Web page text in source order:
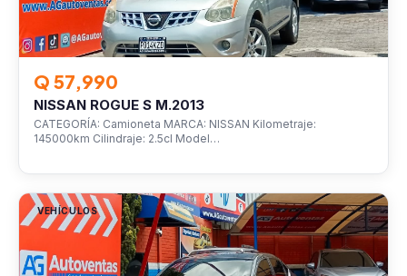
Q 57,990
NISSAN ROGUE S M.2013
CATEGORÍA: Camioneta MARCA: NISSAN Kilometraje:
145000km Cilindraje: 2.5cl Model…
VEHÍCULOS